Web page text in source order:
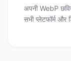
अपनी WebP
सभी प्लेटफॉर्म और